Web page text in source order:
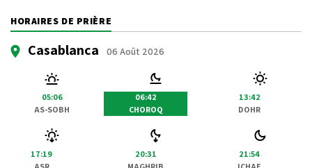
HORAIRES DE PRIÈRE
Casablanca 06 Août 2026
05:06
AS-SOBH
06:42
CHOROQ
13:42
DOHR
17:19
20:31
21:54